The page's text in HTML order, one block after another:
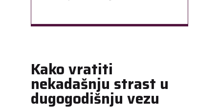
Kako vratiti
nekadašnju strast u
dugogodišnju vezu